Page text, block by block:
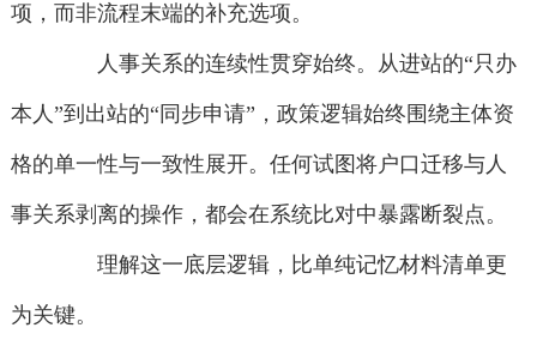
项，而非流程末端的补充选项。
人事关系的连续性贯穿始终。从进站的“只办
本人”到出站的“同步申请”，政策逻辑始终围绕主体资
格的单一性与一致性展开。任何试图将户口迁移与人
事关系剥离的操作，都会在系统比对中暴露断裂点。
理解这一底层逻辑，比单纯记忆材料清单更
为关键。